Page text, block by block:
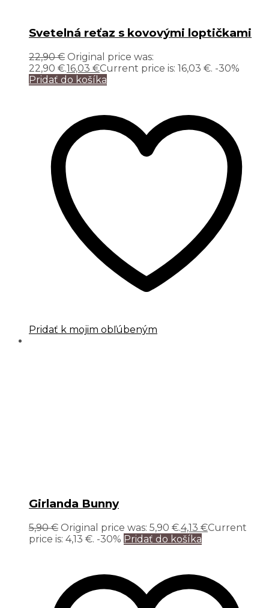
Svetelná reťaz s kovovými loptičkami
22,90€ Original price was:
22,90 €.16,03 €Current price is: 16,03 €. -30%
Pridať do košíka
Pridať k mojim obľúbeným
Girlanda Bunny
5,90€ Original price was: 5,90 €.4,13 €Current
price is: 4,13 €. -30% Pridať do košíka